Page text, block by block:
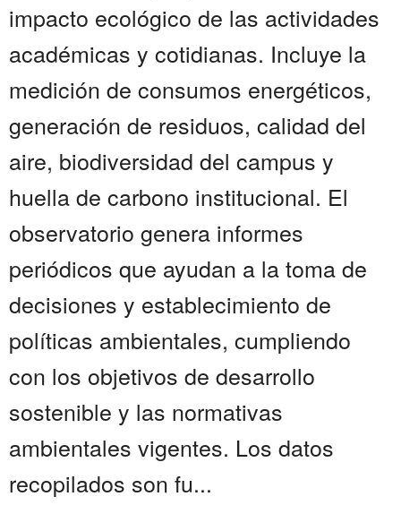
impacto ecológico de las actividades
académicas y cotidianas. Incluye la
medición de consumos energéticos,
generación de residuos, calidad del
aire, biodiversidad del campus y
huella de carbono institucional. El
observatorio genera informes
periódicos que ayudan a la toma de
decisiones y establecimiento de
políticas ambientales, cumpliendo
con los objetivos de desarrollo
sostenible y las normativas
ambientales vigentes. Los datos
recopilados son fu...